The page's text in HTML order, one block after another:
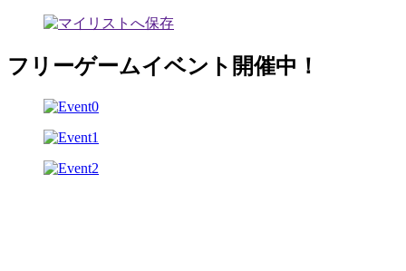
フリーゲームイベント開催中！